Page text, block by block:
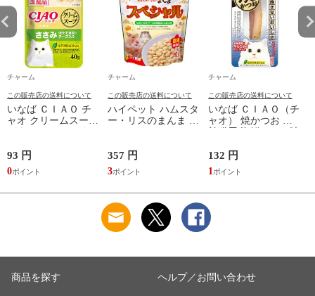
チャーム
この販売店の送料について
いなば ＣＩＡＯ チ
ャオ クリームスープ
パウチ ささみ ほた
４０ｇ 猫 キャット
フード 関東当日便
93 円
0
チャーム
この販売店の送料について
ハイペット ハムスタ
ー・リスのまんま ス
東当日便
357 円
3
チャーム
この販売店の送料について
いなば ＣＩＡＯ（チ
ャオ） 焼かつお 高
齢猫用 海鮮ほたて味
当日便
132 円
1
商品を探す ヘルプ／お問い合わせ